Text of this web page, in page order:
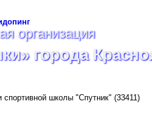
организация
города
спортивной школы "Спутник" (33411)